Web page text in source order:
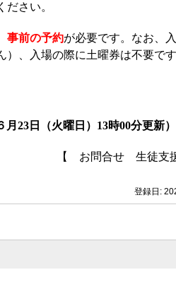
さい。
事前の予約が必要です。なお、
、入場の際に土曜券は不要です
23日（火曜日）13時00分更新）
【　お問合せ　生徒支
登録日: